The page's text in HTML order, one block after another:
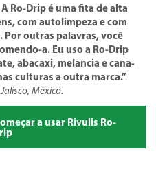
Ro-Drip é uma fita de alta
com autolimpeza e com
Por outras palavras, você
a. Eu uso a Ro-Drip
abacaxi, melancia e cana-
culturas a outra marca.”
México.
a usar Rivulis Ro-